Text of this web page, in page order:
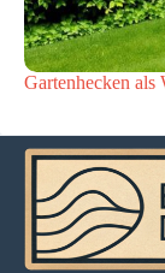
Gartenhecken